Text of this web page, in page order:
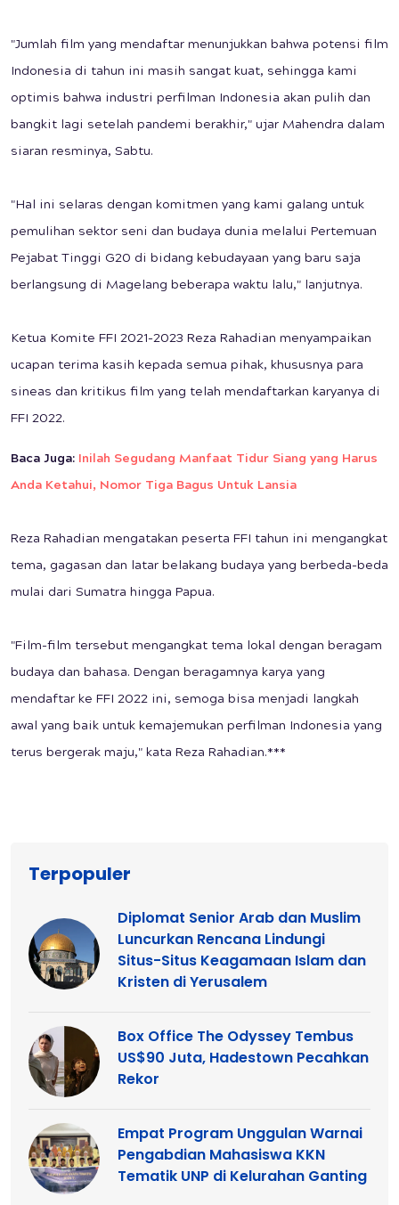
"Jumlah film yang mendaftar menunjukkan bahwa potensi film
Indonesia di tahun ini masih sangat kuat, sehingga kami
optimis bahwa industri perfilman Indonesia akan pulih dan
bangkit lagi setelah pandemi berakhir," ujar Mahendra dalam
siaran resminya, Sabtu.
"Hal ini selaras dengan komitmen yang kami galang untuk
pemulihan sektor seni dan budaya dunia melalui Pertemuan
Pejabat Tinggi G20 di bidang kebudayaan yang baru saja
berlangsung di Magelang beberapa waktu lalu," lanjutnya.
Ketua Komite FFI 2021-2023 Reza Rahadian menyampaikan
ucapan terima kasih kepada semua pihak, khususnya para
sineas dan kritikus film yang telah mendaftarkan karyanya di
FFI 2022.
Baca Juga: Inilah Segudang Manfaat Tidur Siang yang Harus
Anda Ketahui, Nomor Tiga Bagus Untuk Lansia
Reza Rahadian mengatakan peserta FFI tahun ini mengangkat
tema, gagasan dan latar belakang budaya yang berbeda-beda
mulai dari Sumatra hingga Papua.
"Film-film tersebut mengangkat tema lokal dengan beragam
budaya dan bahasa. Dengan beragamnya karya yang
mendaftar ke FFI 2022 ini, semoga bisa menjadi langkah
awal yang baik untuk kemajemukan perfilman Indonesia yang
terus bergerak maju," kata Reza Rahadian.***
Terpopuler
Diplomat Senior Arab dan Muslim
Luncurkan Rencana Lindungi
Situs-Situs Keagamaan Islam dan
Kristen di Yerusalem
Box Office The Odyssey Tembus
US$90 Juta, Hadestown Pecahkan
Rekor
Empat Program Unggulan Warnai
Pengabdian Mahasiswa KKN
Tematik UNP di Kelurahan Ganting